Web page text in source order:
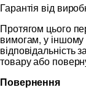
Гарантія від
Протягом цього
вимогам, у
відповідальність
товару або
Повернення